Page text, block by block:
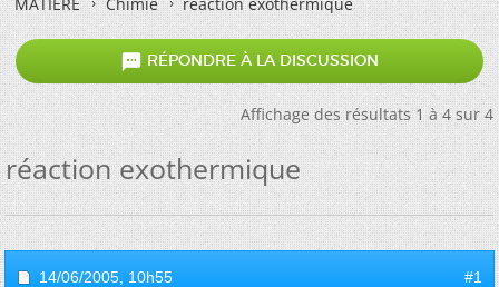
 RÉPONDRE À LA DISCUSSION
Affichage des résultats 1 à 4 sur 4
réaction exothermique
14/06/2005, 10h55 #1